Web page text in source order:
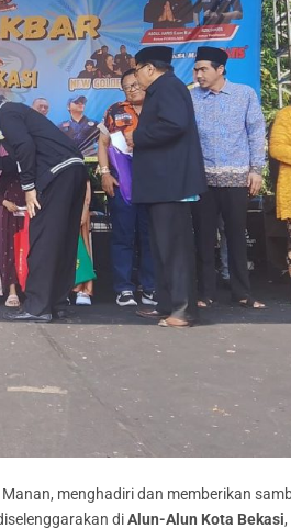
menghadiri dan memberikan
diAlun-Alun Kota Bekasi